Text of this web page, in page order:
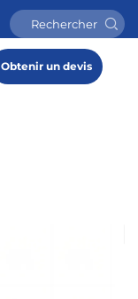
Obtenir un devis